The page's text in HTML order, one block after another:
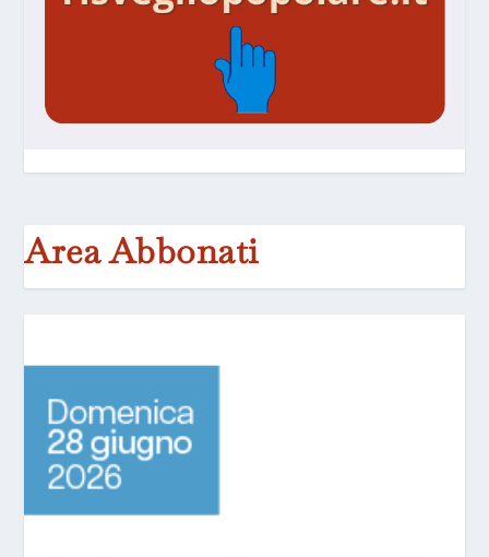
Area Abbonati